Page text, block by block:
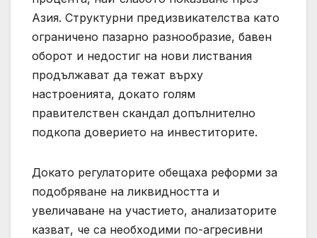
Азия. Структурни предизвикателства като
ограничено пазарно разнообразие, бавен
оборот и недостиг на нови листвания
продължават да тежат върху
настроенията, докато голям
правителствен скандал допълнително
подкопа доверието на инвеститорите.
Докато регулаторите обещаха реформи за
подобряване на ликвидността и
увеличаване на участието, анализаторите
казват, че са необходими по-агресивни